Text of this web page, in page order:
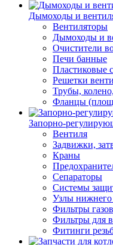
Дымоходы и
Вентиляторы
Дымоходы и
Очистители
Печи банные
Пластиковые
Решетки
Трубы,
Фланцы
Запорно-
Вентиля
Задвижки,
Краны
Сепараторы
Системы
Узлы
Фильтры
Фильтры для
Фитинги